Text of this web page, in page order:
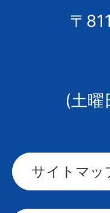
〒
(土曜
サイトマッ